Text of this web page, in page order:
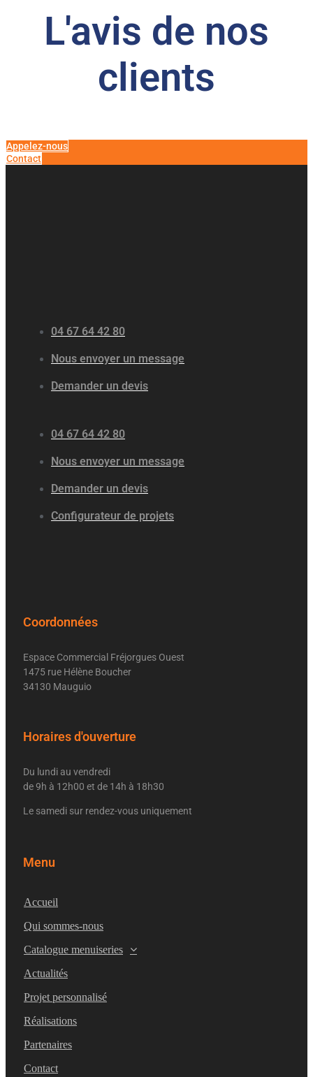
L'avis de nos
clients​
Appelez-nous
Contact
04 67 64 42 80
Nous envoyer un message
Demander un devis
04 67 64 42 80
Nous envoyer un message
Demander un devis
Configurateur de projets
Coordonnées
Espace Commercial Fréjorgues Ouest
1475 rue Hélène Boucher
34130 Mauguio
Horaires d'ouverture
Du lundi au vendredi
de 9h à 12h00 et de 14h à 18h30
Le samedi sur rendez-vous uniquement
Menu
Accueil
Qui sommes-nous
Catalogue menuiseries
Actualités
Projet personnalisé
Réalisations
Partenaires
Contact